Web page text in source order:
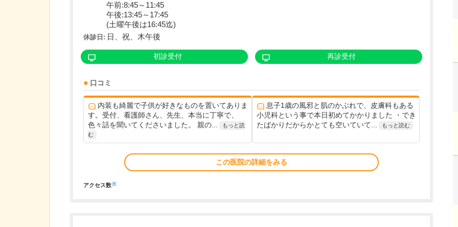
午前:8:45～11:45
午後:13:45～17:45
(土曜午後は16:45迄)
休診日: 日、祝、木午後
初診受付 再診受付
口コミ
内装も綺麗で子供が好きなものを置いてありま
す。受付、看護師さん、先生、本当に丁寧で、
色々話を聞いてくださいました。 親の...
もっと読
む
息子1歳の風邪と肌のかぶれで、皮膚科もある
小児科という事で本日初めてかかりました ・でき
たばかりだからかとても空いていて...
もっと読む
この医院の詳細をみる
アクセス数※